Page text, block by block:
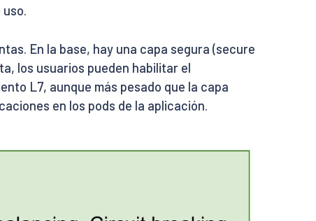
En la base, hay una capa segura (secure
los usuarios pueden habilitar el
L7, aunque más pesado que la capa
en los pods de la aplicación.